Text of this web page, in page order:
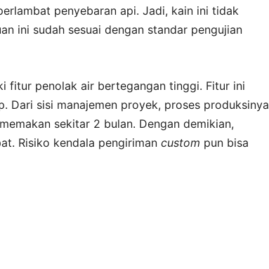
penyebaran api. Jadi, kain ini tidak
ini sudah sesuai dengan standar pengujian
fitur penolak air bertegangan tinggi. Fitur ini
Dari sisi manajemen proyek, proses produksinya
sekitar 2 bulan. Dengan demikian,
Risiko kendala pengiriman custom pun bisa